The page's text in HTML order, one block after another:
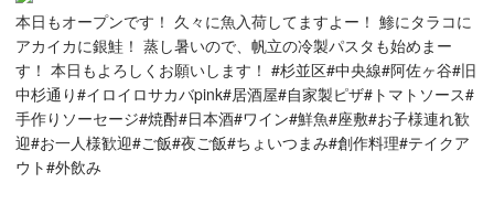
本日もオープンです！ 久々に魚入荷してますよー！ 鯵にタラコに
アカイカに銀鮭！ 蒸し暑いので、帆立の冷製パスタも始めまー
す！ 本日もよろしくお願いします！ #杉並区#中央線#阿佐ヶ谷#旧
中杉通り#イロイロサカバpink#居酒屋#自家製ピザ#トマトソース#
手作りソーセージ#焼酎#日本酒#ワイン#鮮魚#座敷#お子様連れ歓
迎#お一人様歓迎#ご飯#夜ご飯#ちょいつまみ#創作料理#テイクア
ウト#外飲み